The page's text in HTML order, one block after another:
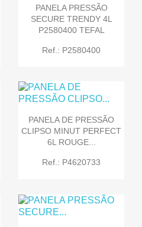
PANELA PRESSÃO
SECURE TRENDY 4L
P2580400 TEFAL
Ref.: P2580400
PANELA DE PRESSÃO
CLIPSO MINUT PERFECT
6L ROUGE...
Ref.: P4620733